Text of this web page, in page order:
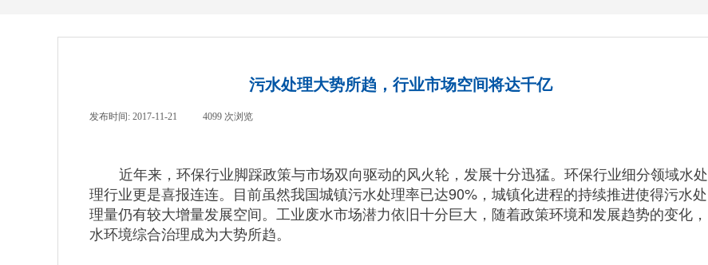
污水处理大势所趋，行业市场空间将达千亿
发布时间: 2017-11-21 4099 次浏览
近年来，环保行业脚踩政策与市场双向驱动的风火轮，发展十分迅猛。环保行业细分领域水处
理行业更是喜报连连。目前虽然我国城镇污水处理率已达90%，城镇化进程的持续推进使得污水处
理量仍有较大增量发展空间。工业废水市场潜力依旧十分巨大，随着政策环境和发展趋势的变化，
水环境综合治理成为大势所趋。